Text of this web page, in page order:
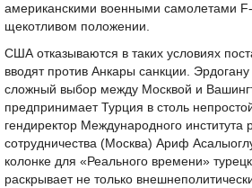
американскими военными самолетами
щекотливом положении.
США отказываются в таких условиях
вводят против Анкары санкции.
сложный выбор между Москвой и
предпринимает Турция в столь
гендиректор Международного института
сотрудничества (Москва) Ариф
колонке для «Реального времени»
раскрывает не только